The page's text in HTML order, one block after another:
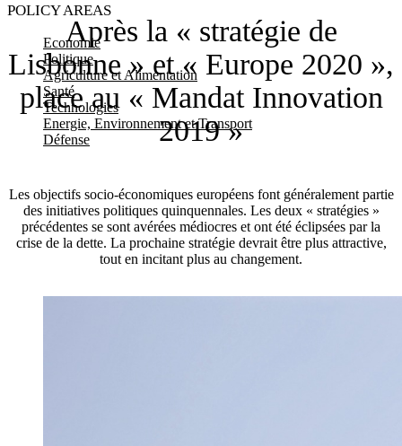
POLICY AREAS
Economie
Politique
Agriculture et Alimentation
Santé
Technologies
Energie, Environnement et Transport
Défense
Après la « stratégie de
Lisbonne » et « Europe 2020 »,
place au « Mandat Innovation
2019 »
Les objectifs socio-économiques européens font généralement partie
des initiatives politiques quinquennales. Les deux « stratégies »
précédentes se sont avérées médiocres et ont été éclipsées par la
crise de la dette. La prochaine stratégie devrait être plus attractive,
tout en incitant plus au changement.